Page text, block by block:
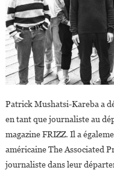
Patrick Mushatsi-Kareba a
en tant que journaliste au
magazine FRIZZ. Il a
américaine The Associated
journaliste dans leur